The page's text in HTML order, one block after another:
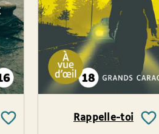
Rappelle-toi